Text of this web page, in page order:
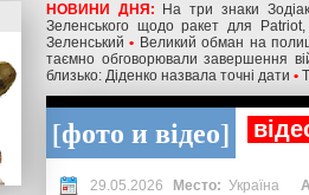
НОВИНИ ДНЯ:
На три знаки
Зеленського щодо ракет для
Зеленський • Великий обман на
таємно обговорювали завершення
близько: Діденко назвала точні дати •
фото и відео
29.05.2026 Україна